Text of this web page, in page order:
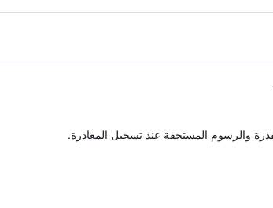
والرسوم المستحقة عند تسجيل المغادرة.